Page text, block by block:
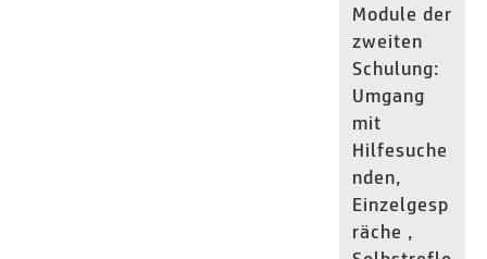
Module der
zweiten
Schulung:
Umgang
mit
Hilfesuche
nden,
Einzelgesp
räche ,